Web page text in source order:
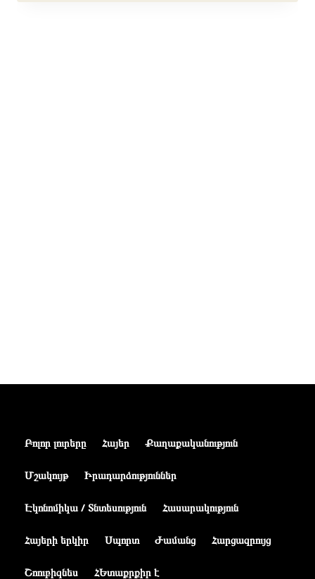
Բոլոր լուրերը Հայեր Քաղաքականություն
Մշակույթ Իրադարձություններ
Էկոնոմիկա / Տնտեսություն Հասարակություն
Հայերի երկիր Սպորտ Ժամանց Հարցազրույց
Շոուբիզնես ՀԵտաքրքիր է